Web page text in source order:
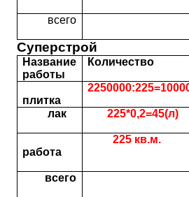
всего
Суперстрой
Название
работы
Количество
плитка
лак
225*0,2=45(л)
работа
225 кв.м.
всего